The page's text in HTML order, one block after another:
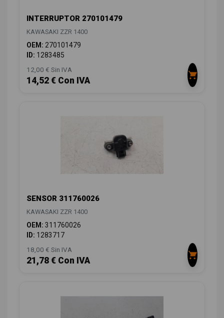
INTERRUPTOR 270101479
KAWASAKI ZZR 1400
OEM: 270101479
ID: 1283485
12,00 € Sin IVA
14,52 € Con IVA
SENSOR 311760026
KAWASAKI ZZR 1400
OEM: 311760026
ID: 1283717
18,00 € Sin IVA
21,78 € Con IVA